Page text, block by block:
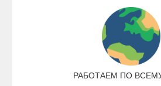
РАБОТАЕМ ПО